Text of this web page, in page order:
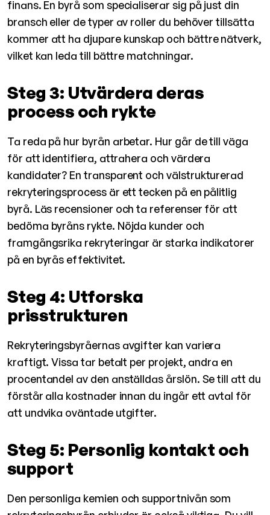
finans. En byrå som specialiserar sig på just din
bransch eller de typer av roller du behöver tillsätta
kommer att ha djupare kunskap och bättre nätverk,
vilket kan leda till bättre matchningar.
Steg 3: Utvärdera deras
process och rykte
Ta reda på hur byrån arbetar. Hur går de till väga
för att identifiera, attrahera och värdera
kandidater? En transparent och välstrukturerad
rekryteringsprocess är ett tecken på en pålitlig
byrå. Läs recensioner och ta referenser för att
bedöma byråns rykte. Nöjda kunder och
framgångsrika rekryteringar är starka indikatorer
på en byrås effektivitet.
Steg 4: Utforska
prisstrukturen
Rekryteringsbyråernas avgifter kan variera
kraftigt. Vissa tar betalt per projekt, andra en
procentandel av den anställdas årslön. Se till att du
förstår alla kostnader innan du ingår ett avtal för
att undvika oväntade utgifter.
Steg 5: Personlig kontakt och
support
Den personliga kemien och supportnivån som